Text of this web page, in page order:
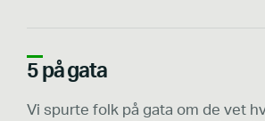
5 på gata
Vi spurte folk på gata om de vet